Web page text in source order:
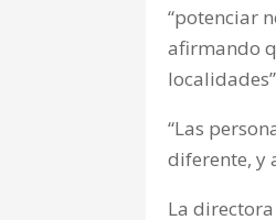
“potenciar
afirmando
“Las
diferente, y
La